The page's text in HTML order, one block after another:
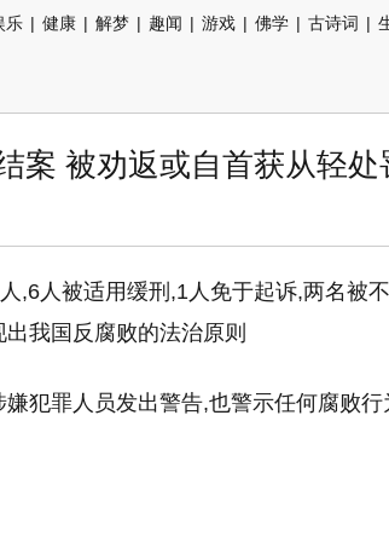
乐 | 健康 | 解梦 | 趣闻 | 游戏 | 佛学 | 古诗词 |
案 被劝返或自首获从轻处
,6人被适用缓刑,1人免于起诉,两名被
我国反腐败的法治原则
犯罪人员发出警告,也警示任何腐败行